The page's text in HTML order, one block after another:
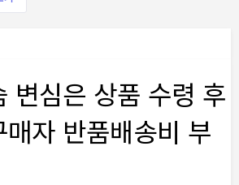
변심은 상품 수령 후
자 반품배송비 부